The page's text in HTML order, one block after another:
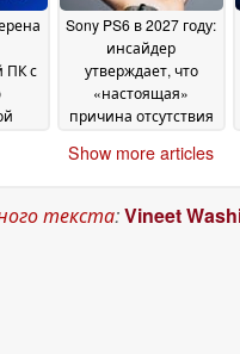
ПК с
Sony PS6 в 2027 году:
инсайдер
утверждает, что
«настоящая»
причина отсутствия
PS6 не имеет
к ценам на
оперативную
Show more articles
текста:Vineet